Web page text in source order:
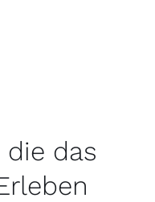
die das